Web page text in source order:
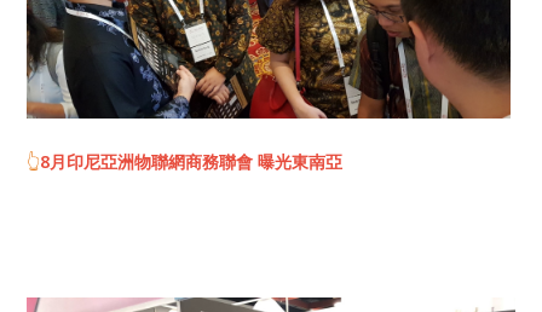
👆8月印尼亞洲物聯網商務聯會 曝光東南亞